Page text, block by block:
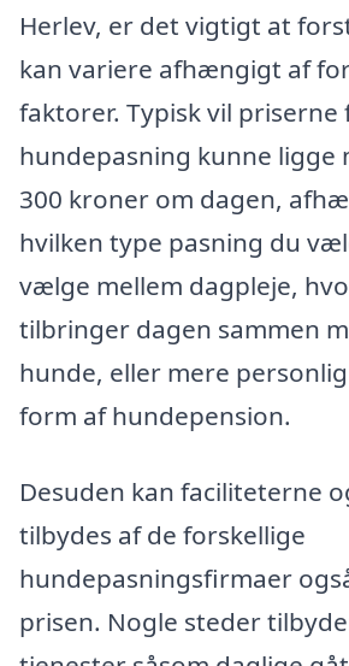
Herlev, er det vigtigt at
kan variere afhængigt af
faktorer. Typisk vil priserne
hundepasning kunne ligge
300 kroner om dagen,
hvilken type pasning du
vælge mellem dagpleje,
tilbringer dagen sammen
hunde, eller mere
form af hundepension.
Desuden kan faciliteterne
tilbydes af de forskellige
hundepasningsfirmaer
prisen. Nogle steder